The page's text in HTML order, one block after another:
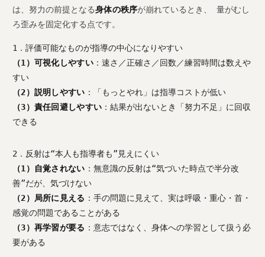
は、努力の前提となる身体の秩序が崩れているとき、 量がむし
ろ歪みを固定化する点です。
1．評価可能なものが指導の中心になりやすい
（1）可視化しやすい：速さ／正確さ／回数／練習時間は数えや
すい
（2）説明しやすい ：「もっとやれ」は指導コストが低い
（3）責任回避しやすい ：結果が出ないとき「努力不足」に回収
できる
2．反射は“本人も指導者も”見えにくい
（1）自覚されない ：無意識の反射は“気づいた時点で半分改
善”だが、気づけない
（2）局所に見える ：手の問題に見えて、実は呼吸・重心・首・
感覚の問題であることがある
（3）再学習が要る ：意志ではなく、身体への学習として扱う必
要がある